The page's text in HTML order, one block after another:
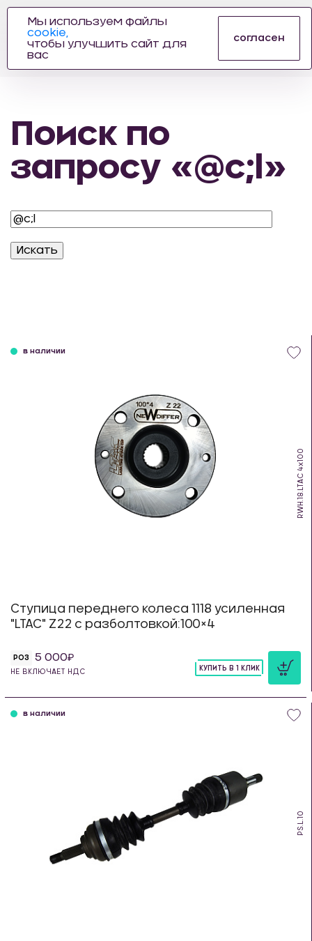
АВТОЗАПЧАСТЕЙ
Поиск по
запросу «@c;l»
RWH.18.LTAC 4х100
в наличии
Ступица переднего колеса 1118 усиленная
"LTAC" Z22 с разболтовкой:100×4
РОЗ 5 000
НЕ ВКЛЮЧАЕТ НДС
КУПИТЬ В 1 КЛИК
PS.L.10
в наличии
Мы используем файлы
cookie,
чтобы улучшить сайт для
вас
согласен